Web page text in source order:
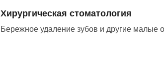
Хирургическая стоматология
Бережное удаление зубов и другие малые